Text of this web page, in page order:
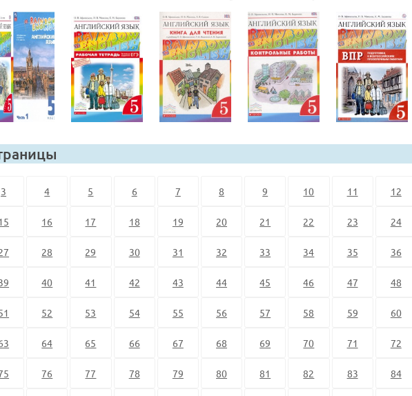
3 4 5 6 7 8 9 10 11 12
16 17 18 19 20 21 22 23 24
28 29 30 31 32 33 34 35 36
40 41 42 43 44 45 46 47 48
52 53 54 55 56 57 58 59 60
64 65 66 67 68 69 70 71 72
76 77 78 79 80 81 82 83 84